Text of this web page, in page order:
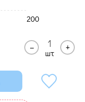
200
–
шт
+